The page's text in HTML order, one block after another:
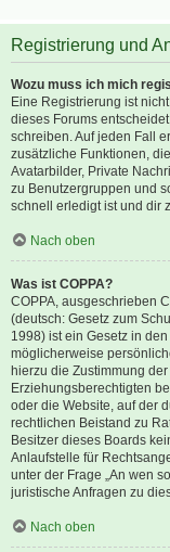
Registrierung und
Wozu muss ich mich
Eine Registrierung ist
dieses Forums
schreiben. Auf jeden Fall
zusätzliche Funktionen,
Avatarbilder, Private
zu Benutzergruppen und
schnell erledigt ist und dir
Nach oben
Was ist COPPA?
COPPA, ausgeschrieben
(deutsch: Gesetz zum
1998) ist ein Gesetz in
möglicherweise
hierzu die Zustimmung
Erziehungsberechtigten
oder die Website, auf der
rechtlichen Beistand zu
Besitzer dieses Boards
Anlaufstelle für
unter der Frage „An wen
juristische Anfragen zu
Nach oben